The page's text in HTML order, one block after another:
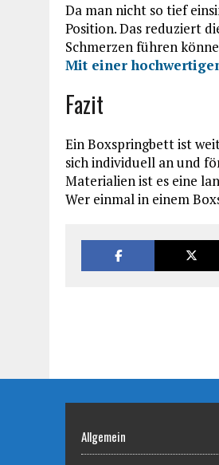
Da man nicht so tief
Position. Das reduziert
Schmerzen führen
Mit einer
Fazit
Ein Boxspringbett ist
sich individuell an und
Materialien ist es eine
Wer einmal in einem
Allgemein